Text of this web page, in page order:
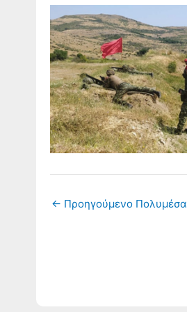
← Προηγούμενο Πολυμέσα